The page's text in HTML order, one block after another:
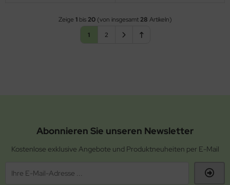
Zeige 1bis20(von insgesamt28 Artikeln)
1
2
Abonnieren Sie unseren Newsletter
Kostenlose exklusive Angebote und Produktneuheiten per E-Mail